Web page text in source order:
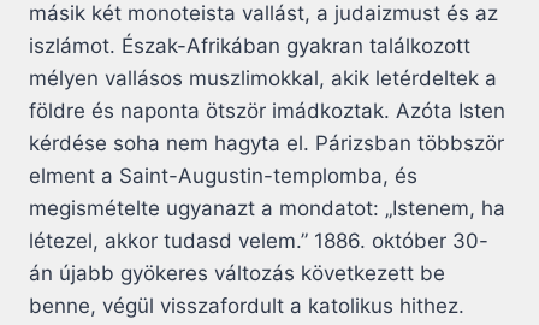
másik két monoteista vallást, a judaizmust és az
iszlámot. Észak-Afrikában gyakran találkozott
mélyen vallásos muszlimokkal, akik letérdeltek a
földre és naponta ötször imádkoztak. Azóta Isten
kérdése soha nem hagyta el. Párizsban többször
elment a Saint-Augustin-templomba, és
megismételte ugyanazt a mondatot: „Istenem, ha
létezel, akkor tudasd velem.” 1886. október 30-
án újabb gyökeres változás következett be
benne, végül visszafordult a katolikus hithez.